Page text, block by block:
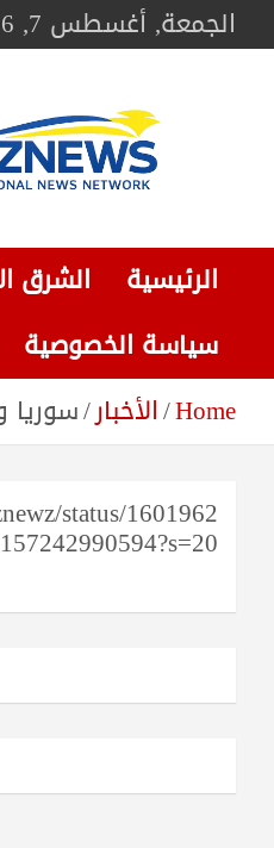
Skip
to الجمعة, أغسطس 7, 2026
شبكة باز الإخبارية
الرئيسية الشرق
سياسة الخصوصية
Home الأخبار سوريا
status/1601962
157242990594?s=20